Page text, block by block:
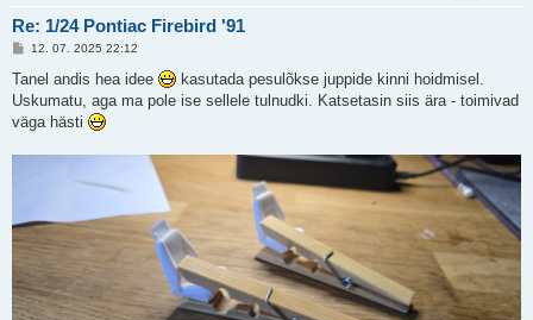
Re: 1/24 Pontiac Firebird '91
P
s
i
t
u
12. 07. 2025 22:12
Tanel andis hea idee
kasutada pesulõkse juppide kinni hoidmisel.
Uskumatu, aga ma pole ise sellele tulnudki. Katsetasin siis ära - toimivad
väga hästi